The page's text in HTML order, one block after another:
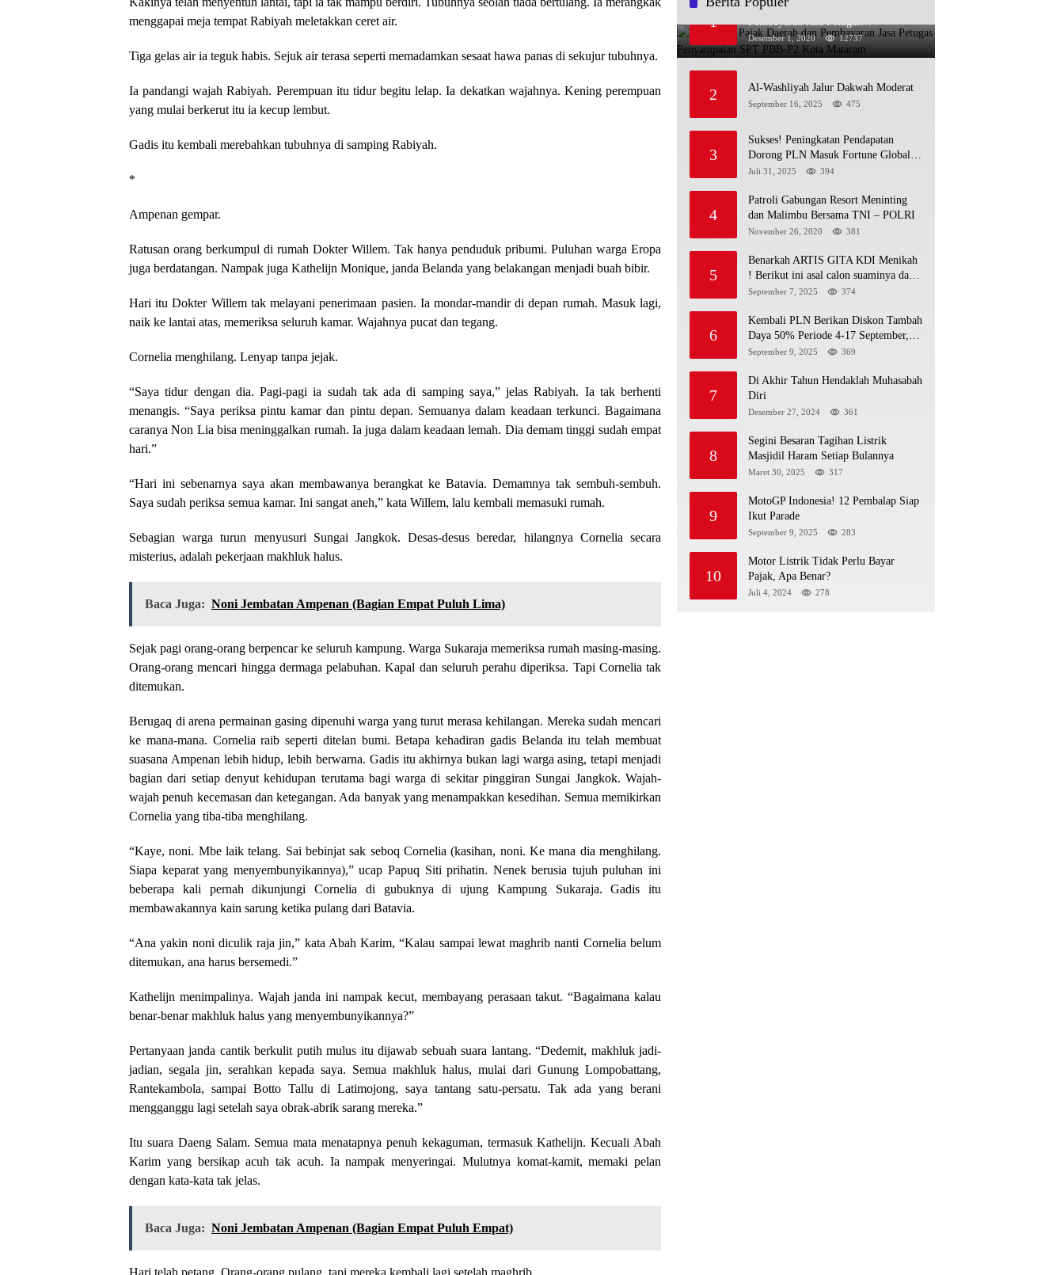
menggapai meja tempat Rabiyah meletakkan ceret air.
Tiga gelas air ia teguk habis. Sejuk air terasa seperti memadamkan sesaat hawa panas di sekujur tubuhnya.
Ia pandangi wajah Rabiyah. Perempuan itu tidur begitu lelap. Ia dekatkan wajahnya. Kening perempuan
yang mulai berkerut itu ia kecup lembut.
Gadis itu kembali merebahkan tubuhnya di samping Rabiyah.
*
Ampenan gempar.
Ratusan orang berkumpul di rumah Dokter Willem. Tak hanya penduduk pribumi. Puluhan warga Eropa
juga berdatangan. Nampak juga Kathelijn Monique, janda Belanda yang belakangan menjadi buah bibir.
Hari itu Dokter Willem tak melayani penerimaan pasien. Ia mondar-mandir di depan rumah. Masuk lagi,
naik ke lantai atas, memeriksa seluruh kamar. Wajahnya pucat dan tegang.
Cornelia menghilang. Lenyap tanpa jejak.
“Saya tidur dengan dia. Pagi-pagi ia sudah tak ada di samping saya,” jelas Rabiyah. Ia tak berhenti
menangis. “Saya periksa pintu kamar dan pintu depan. Semuanya dalam keadaan terkunci. Bagaimana
caranya Non Lia bisa meninggalkan rumah. Ia juga dalam keadaan lemah. Dia demam tinggi sudah empat
hari.”
“Hari ini sebenarnya saya akan membawanya berangkat ke Batavia. Demamnya tak sembuh-sembuh.
Saya sudah periksa semua kamar. Ini sangat aneh,” kata Willem, lalu kembali memasuki rumah.
Sebagian warga turun menyusuri Sungai Jangkok. Desas-desus beredar, hilangnya Cornelia secara
misterius, adalah pekerjaan makhluk halus.
Baca Juga: Noni Jembatan Ampenan (Bagian Empat Puluh Lima)
Sejak pagi orang-orang berpencar ke seluruh kampung. Warga Sukaraja memeriksa rumah masing-masing.
Orang-orang mencari hingga dermaga pelabuhan. Kapal dan seluruh perahu diperiksa. Tapi Cornelia tak
ditemukan.
Berugaq di arena permainan gasing dipenuhi warga yang turut merasa kehilangan. Mereka sudah mencari
ke mana-mana. Cornelia raib seperti ditelan bumi. Betapa kehadiran gadis Belanda itu telah membuat
suasana Ampenan lebih hidup, lebih berwarna. Gadis itu akhirnya bukan lagi warga asing, tetapi menjadi
bagian dari setiap denyut kehidupan terutama bagi warga di sekitar pinggiran Sungai Jangkok. Wajah-
wajah penuh kecemasan dan ketegangan. Ada banyak yang menampakkan kesedihan. Semua memikirkan
Cornelia yang tiba-tiba menghilang.
“Kaye, noni. Mbe laik telang. Sai bebinjat sak seboq Cornelia (kasihan, noni. Ke mana dia menghilang.
Siapa keparat yang menyembunyikannya),” ucap Papuq Siti prihatin. Nenek berusia tujuh puluhan ini
beberapa kali pernah dikunjungi Cornelia di gubuknya di ujung Kampung Sukaraja. Gadis itu
membawakannya kain sarung ketika pulang dari Batavia.
“Ana yakin noni diculik raja jin,” kata Abah Karim, “Kalau sampai lewat maghrib nanti Cornelia belum
ditemukan, ana harus bersemedi.”
Kathelijn menimpalinya. Wajah janda ini nampak kecut, membayang perasaan takut. “Bagaimana kalau
benar-benar makhluk halus yang menyembunyikannya?”
Pertanyaan janda cantik berkulit putih mulus itu dijawab sebuah suara lantang. “Dedemit, makhluk jadi-
jadian, segala jin, serahkan kepada saya. Semua makhluk halus, mulai dari Gunung Lompobattang,
Rantekambola, sampai Botto Tallu di Latimojong, saya tantang satu-persatu. Tak ada yang berani
mengganggu lagi setelah saya obrak-abrik sarang mereka.”
Itu suara Daeng Salam. Semua mata menatapnya penuh kekaguman, termasuk Kathelijn. Kecuali Abah
Karim yang bersikap acuh tak acuh. Ia nampak menyeringai. Mulutnya komat-kamit, memaki pelan
dengan kata-kata tak jelas.
Baca Juga: Noni Jembatan Ampenan (Bagian Empat Puluh Empat)
1
Sosialisasi Pajak Daerah dan
Pembayaran Jasa Petugas
Penyampaian SPT PBB-P2 Kota
Mataram
Desember 1, 2020 12737
2 Al-Washliyah Jalur Dakwah Moderat
September 16, 2025 475
3
Sukses! Peningkatan Pendapatan
Dorong PLN Masuk Fortune Global
500
Juli 31, 2025 394
4
Patroli Gabungan Resort Meninting
dan Malimbu Bersama TNI – POLRI
November 26, 2020 381
5
Benarkah ARTIS GITA KDI Menikah
! Berikut ini asal calon suaminya dan
intip undangannya
September 7, 2025 374
6
Kembali PLN Berikan Diskon Tambah
Daya 50% Periode 4-17 September,
Cek Ketentuannya!
September 9, 2025 369
7
Di Akhir Tahun Hendaklah Muhasabah
Diri
Desember 27, 2024 361
8
Segini Besaran Tagihan Listrik
Masjidil Haram Setiap Bulannya
Maret 30, 2025 317
9
MotoGP Indonesia! 12 Pembalap Siap
Ikut Parade
September 9, 2025 283
10
Motor Listrik Tidak Perlu Bayar
Pajak, Apa Benar?
Juli 4, 2024 278